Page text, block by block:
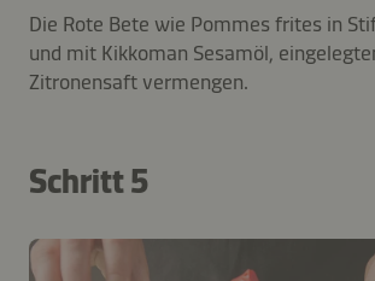
Die Rote Bete wie Pommes frites in
und mit Kikkoman Sesamöl,
Zitronensaft vermengen.
Schritt 5